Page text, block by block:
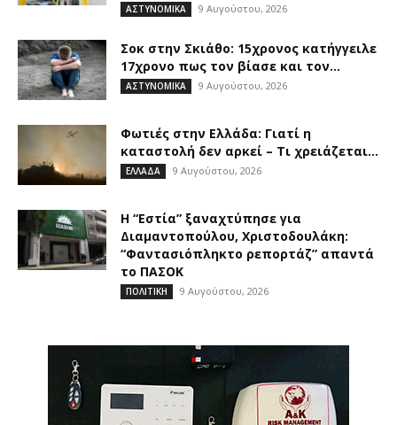
ΑΣΤΥΝΟΜΙΚΑ 9 Αυγούστου, 2026
Σοκ στην Σκιάθο: 15χρονος κατήγγειλε
17χρονο πως τον βίασε και τον...
ΑΣΤΥΝΟΜΙΚΑ 9 Αυγούστου, 2026
Φωτιές στην Ελλάδα: Γιατί η
καταστολή δεν αρκεί – Τι χρειάζεται...
ΕΛΛΑΔΑ 9 Αυγούστου, 2026
Η “Εστία” ξαναχτύπησε για
Διαμαντοπούλου, Χριστοδουλάκη:
“Φαντασιόπληκτο ρεπορτάζ” απαντά
το ΠΑΣΟΚ
ΠΟΛΙΤΙΚΗ 9 Αυγούστου, 2026